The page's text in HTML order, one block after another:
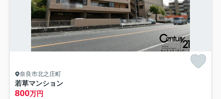
奈良市北之庄町
若草マンション
800万円